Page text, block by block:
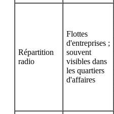
Répartition
radio
Flottes
d'entreprises ;
souvent
visibles dans
les quartiers
d'affaires